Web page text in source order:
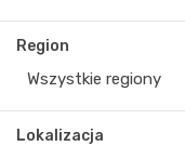
Region
Wszystkie regiony
Lokalizacja